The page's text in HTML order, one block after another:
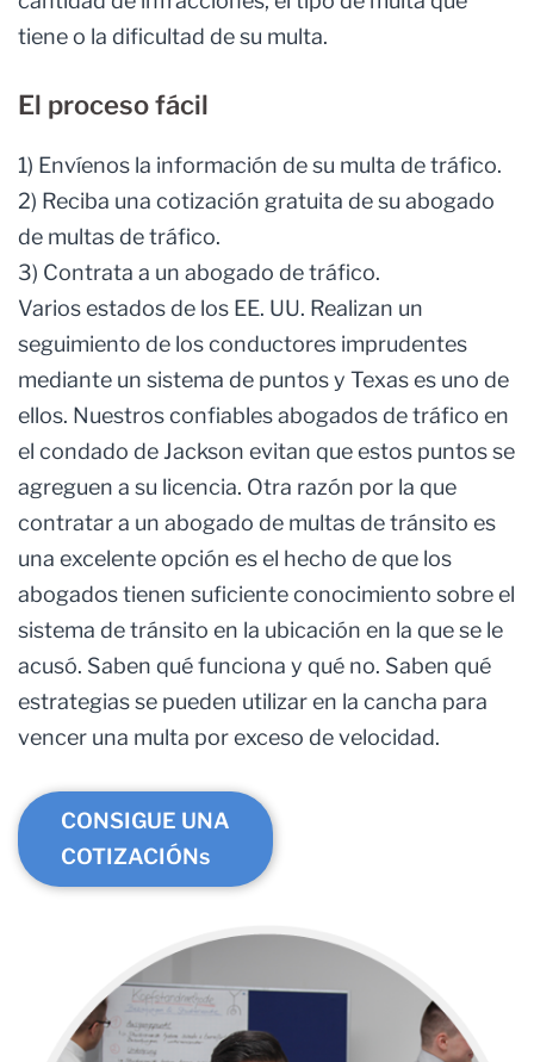
tiene o la dificultad de su multa.
El proceso fácil
1) Envíenos la información de su multa de tráfico.
2) Reciba una cotización gratuita de su abogado
de multas de tráfico.
3) Contrata a un abogado de tráfico.
Varios estados de los EE. UU. Realizan un
seguimiento de los conductores imprudentes
mediante un sistema de puntos y Texas es uno de
ellos. Nuestros confiables abogados de tráfico en
el condado de Jackson evitan que estos puntos se
agreguen a su licencia. Otra razón por la que
contratar a un abogado de multas de tránsito es
una excelente opción es el hecho de que los
abogados tienen suficiente conocimiento sobre el
sistema de tránsito en la ubicación en la que se le
acusó. Saben qué funciona y qué no. Saben qué
estrategias se pueden utilizar en la cancha para
vencer una multa por exceso de velocidad.
CONSIGUE UNA
COTIZACIÓNs